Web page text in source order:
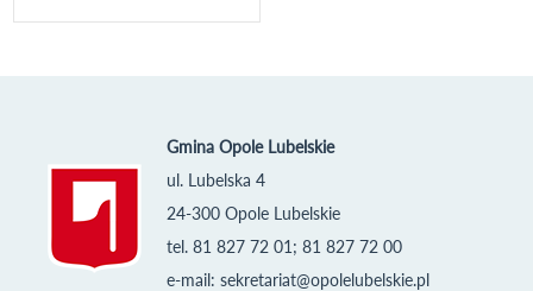
Gmina Opole Lubelskie
ul. Lubelska 4
24-300 Opole Lubelskie
tel. 81 827 72 01; 81 827 72 00
e-mail: sekretariat@opolelubelskie.pl